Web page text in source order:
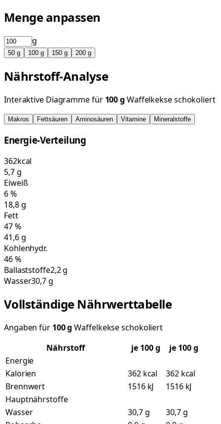
Menge anpassen
g
50 g 100 g 150 g 200 g
Nährstoff-Analyse
Interaktive Diagramme für 100g Waffelkekse schokoliert
Makros Fettsäuren Aminosäuren Vitamine Mineralstoffe
Energie-Verteilung
362kcal
5,7g
Eiweiß
6%
18,8g
Fett
47%
41,6g
Kohlenhydr.
46%
Ballaststoffe2,2 g
Wasser30,7 g
Vollständige Nährwerttabelle
Angaben für 100g Waffelkekse schokoliert
Nährstoff
je 100g
je 100 g
Energie
Kalorien
362 kcal
362 kcal
Brennwert
1516 kJ
1516 kJ
Hauptnährstoffe
Wasser
30,7 g
30,7 g